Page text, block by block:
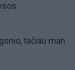
tačiau man